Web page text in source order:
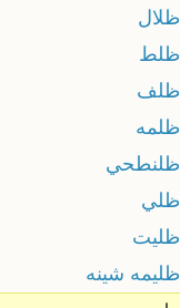
ظلال
ظلط
ظلف
ظلمه
ظلنطحي
ظلي
ظليت
ظليمه شينه